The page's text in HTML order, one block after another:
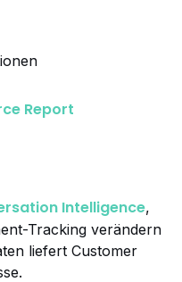
Report
Intelligence,
Tracking verändern
liefert Customer